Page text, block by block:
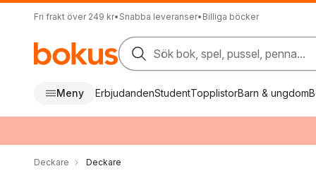
Fri frakt över 249 kr• Snabba leveranser• Billiga böcker
Sök bok, spel, pussel, penna...
Meny ErbjudandenStudentTopplistorBarn & ungdom
Deckare Deckare